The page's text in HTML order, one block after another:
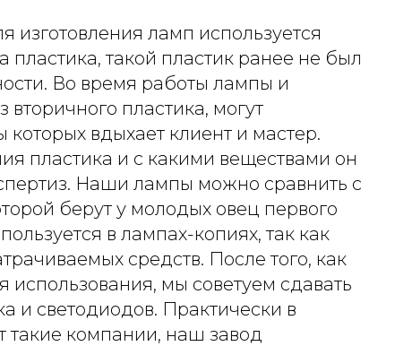
изготовления ламп используется
такой пластик ранее не был
Во время работы лампы и
пластика, могут
вдыхает клиент и мастер.
пластика и с какими веществами он
Наши лампы можно сравнить с
берут у молодых овец первого
в лампах-копиях, так как
средств. После того, как
мы советуем сдавать
и светодиодов. Практически в
такие компании, наш завод